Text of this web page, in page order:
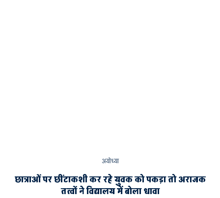
अयोध्या
छात्राओं पर छींटाकशी कर रहे युवक को पकड़ा तो अराजक
तत्वों ने विद्यालय में बोला धावा